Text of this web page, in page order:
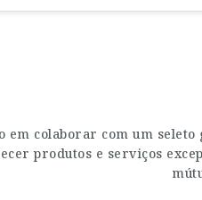
em colaborar com um
produtos e serviços